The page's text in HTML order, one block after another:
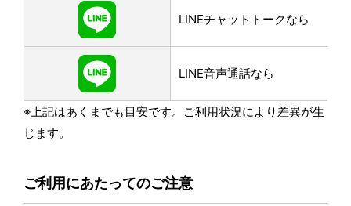
LINEチャットトークなら
LINE音声通話なら
※上記はあくまでも目安です。ご利用状況により差異が生
じます。
ご利用にあたってのご注意